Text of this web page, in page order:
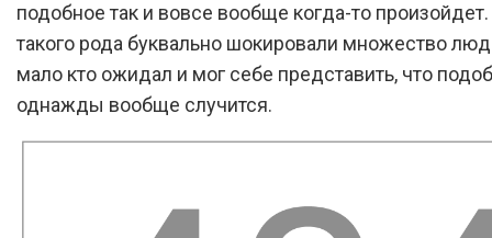
подобное так и вовсе вообще когда-то
такого рода буквально шокировали множество
мало кто ожидал и мог себе представить, что
однажды вообще случится.